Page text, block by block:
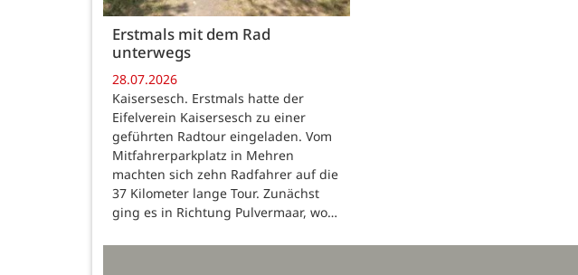
Erstmals mit dem Rad
unterwegs
28.07.2026
Kaisersesch. Erstmals hatte der
Eifelverein Kaisersesch zu einer
geführten Radtour eingeladen. Vom
Mitfahrerparkplatz in Mehren
machten sich zehn Radfahrer auf die
37 Kilometer lange Tour. Zunächst
ging es in Richtung Pulvermaar, wo…